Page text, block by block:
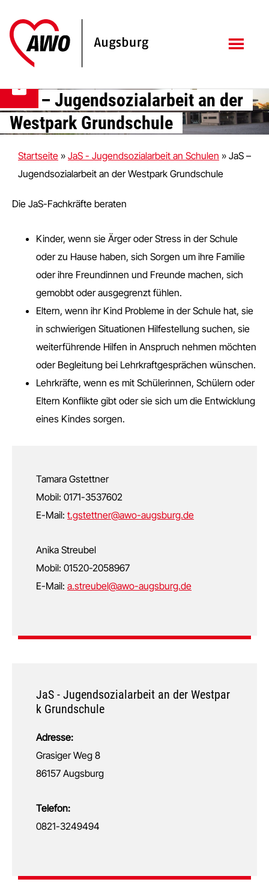
Inhalt
springen
Fußzeile
springen
JaS – Jugendsozialarbeit an der
Westpark Grundschule
Startseite » JaS - Jugendsozialarbeit an Schulen » JaS –
Jugendsozialarbeit an der Westpark Grundschule
Die JaS-Fachkräfte beraten
Kinder, wenn sie Ärger oder Stress in der Schule
oder zu Hause haben, sich Sorgen um ihre Familie
oder ihre Freundinnen und Freunde machen, sich
gemobbt oder ausgegrenzt fühlen.
Eltern, wenn ihr Kind Probleme in der Schule hat, sie
in schwierigen Situationen Hilfestellung suchen, sie
weiterführende Hilfen in Anspruch nehmen möchten
oder Begleitung bei Lehrkraftgesprächen wünschen.
Lehrkräfte, wenn es mit Schülerinnen, Schülern oder
Eltern Konflikte gibt oder sie sich um die Entwicklung
eines Kindes sorgen.
Tamara Gstettner
Mobil: 0171-3537602
E-Mail: t.gstettner@awo-augsburg.de
Anika Streubel
Mobil: 01520-2058967
E-Mail: a.streubel@awo-augsburg.de
JaS - Jugendsozialarbeit an der Westpar
k Grundschule
Adresse:
Grasiger Weg 8
86157 Augsburg
Telefon:
0821-3249494